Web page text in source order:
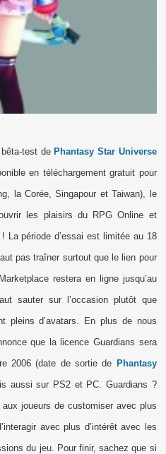
test de Phantasy Star Universe
en téléchargement gratuit pour
la Corée, Singapour et Taiwan), le
les plaisirs du RPG Online et
La période d’essai est limitée au 18
pas traîner surtout que le lien pour
restera en ligne jusqu’au
sauter sur l’occasion plutôt que
pleins d’avatars. En plus de nous
que la licence Guardians sera
2006 (date de sortie de Phantasy
aussi sur PS2 et PC. Guardians ?
joueurs de customiser avec plus
avec plus d’intérêt avec les
du jeu. Pour finir, sachez que si